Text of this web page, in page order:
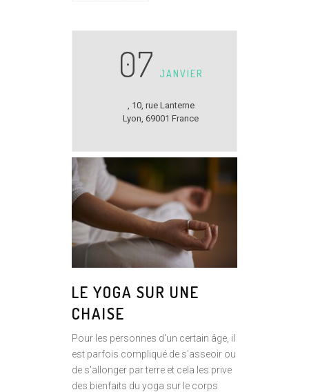
07 JANVIER
, 10, rue Lanterne
Lyon, 69001 France
LE YOGA SUR UNE
CHAISE
Pour les personnes d'un certain âge, il
est parfois compliqué de s'asseoir ou
de s'allonger par terre et cela les prive
des bienfaits du yoga sur le corps